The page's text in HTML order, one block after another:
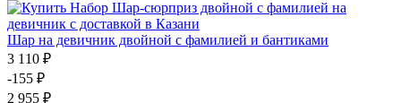
Шар на девичник двойной с фамилией и бантиками
3 110 ₽
-155 ₽
2 955 ₽